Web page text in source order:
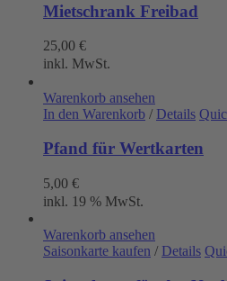
Mietschrank Freibad
25,00 €
inkl. MwSt.
Warenkorb ansehen
In den Warenkorb / Details
Pfand für Wertkarten
5,00 €
inkl. 19 % MwSt.
Warenkorb ansehen
Saisonkarte kaufen / Details